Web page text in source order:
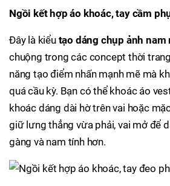
Ngồi kết hợp áo khoác, tay cầm
Đây là kiểu tạo dáng chụp ảnh nam
chuộng trong các concept thời
năng tạo điểm nhấn mạnh mẽ mà
quá cầu kỳ. Bạn có thể khoác áo
khoác dáng dài hờ trên vai hoặc
giữ lưng thẳng vừa phải, vai mở để
gàng và nam tính hơn.